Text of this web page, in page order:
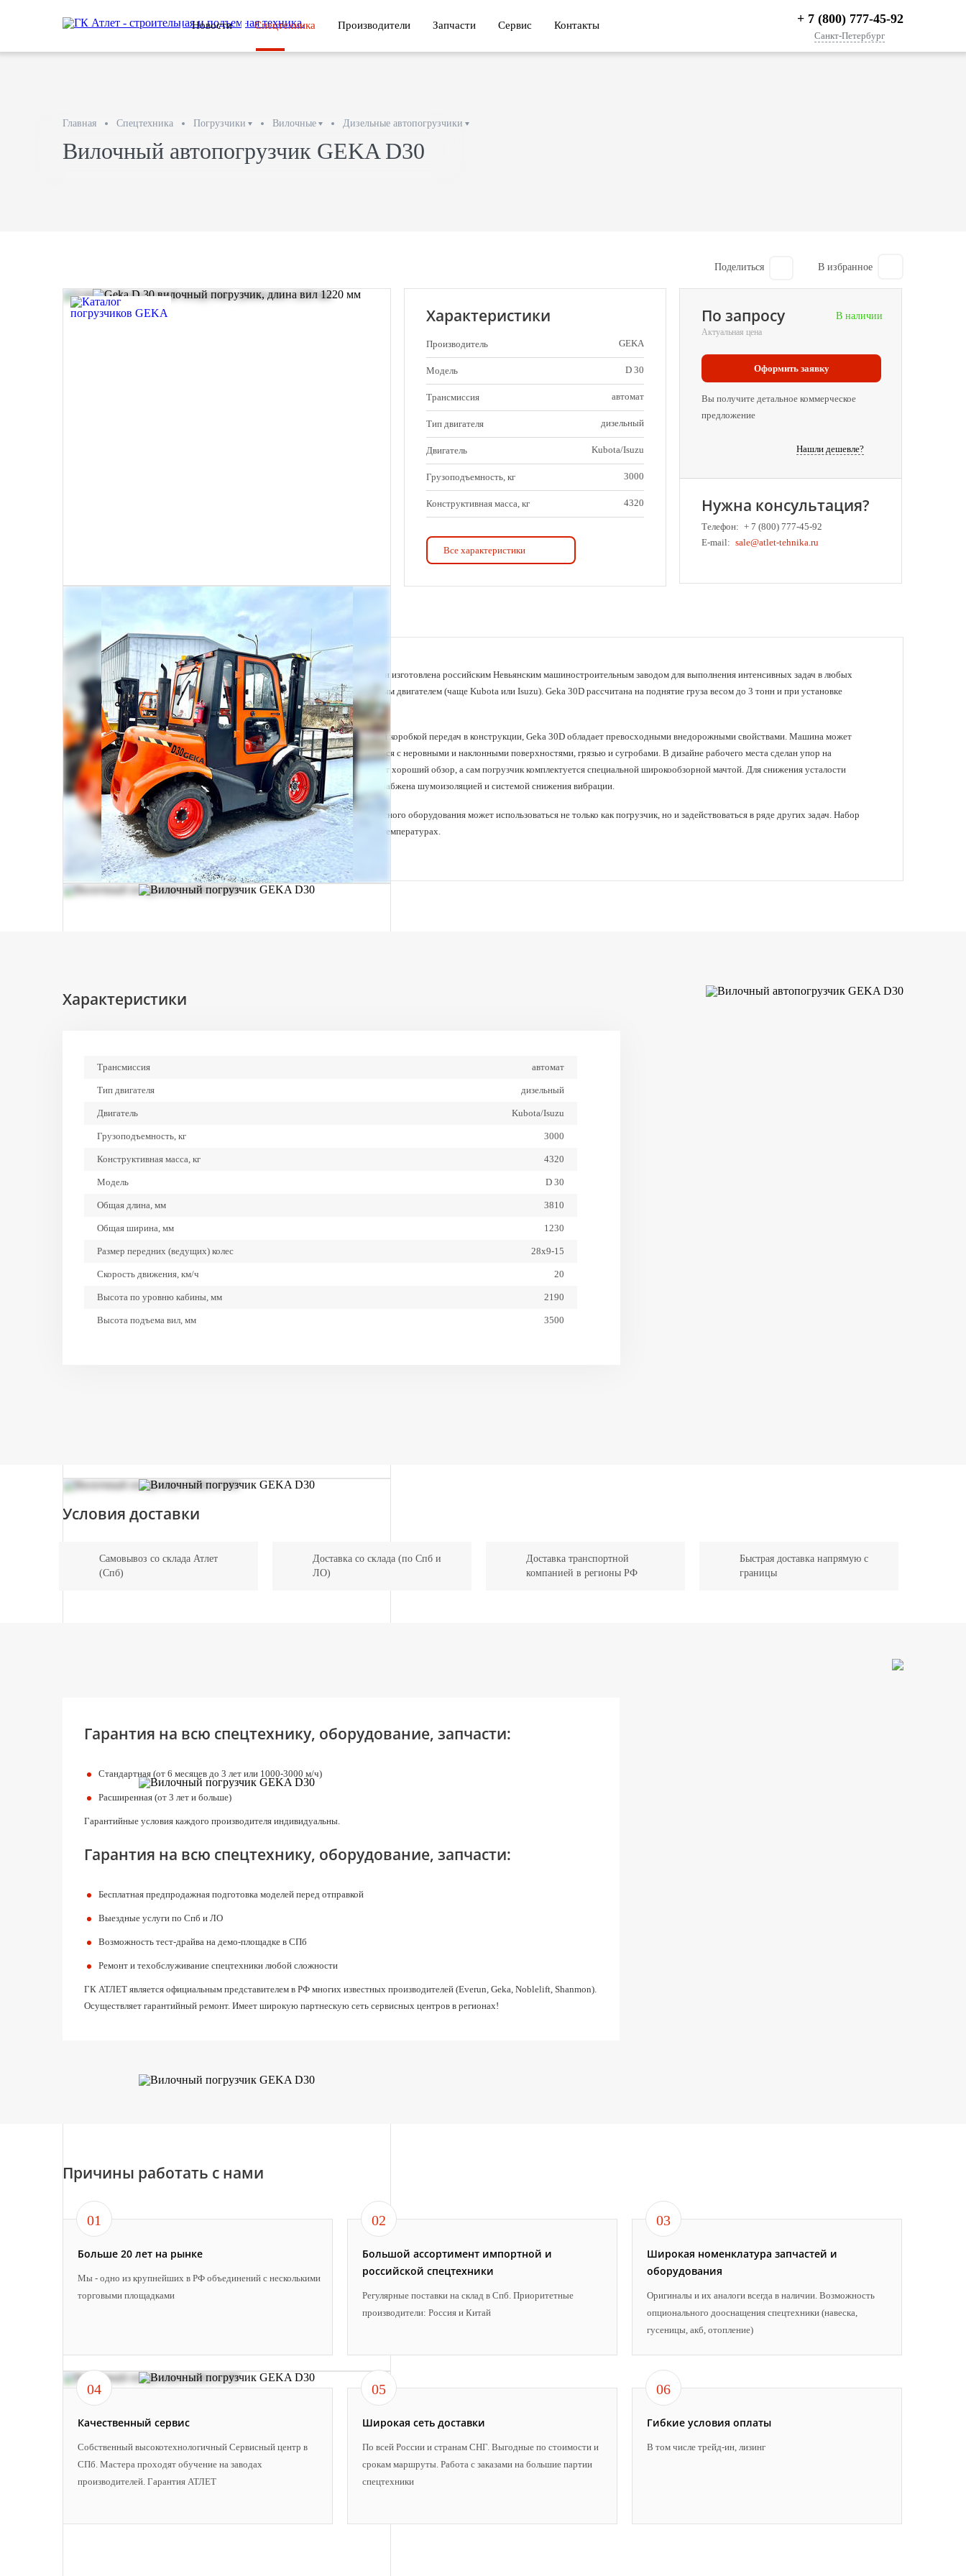
+ 7 (800) 777-45-92
Санкт-Петербург
Новости Спецтехника Производители Запчасти Сервис Контакты
Главная Спецтехника Погрузчики Вилочные Дизельные автопогрузчики
Вилочный автопогрузчик GEKA D30
Поделиться
Характеристики
Производитель GEKA
Модель D 30
Трансмиссия автомат
Тип двигателя дизельный
Двигатель Kubota/Isuzu
Грузоподъемность, кг 3000
Конструктивная масса, кг 4320
Общая длина, мм
Общая ширина, мм
Высота по уровню кабины,
мм
2190
грузоподъемнике, мм
2380
Высота с поднятыми
Длина до спинки вил, мм
Все характеристики
По запросу
Актуальная цена
В наличии
Оформить заявку
Вы получите детальное коммерческое
предложение
Нашли дешевле?
Нужна консультация?
Телефон: + 7 (800) 777-45-92
E-mail: sale@atlet-tehnika.ru
Модель дизельного вилочного погрузчикаGeka 30Dспроектирована и изготовлена российским Невьянским машиностроительным заводом для выполнения интенсивных задач в любых
климатических условиях. Мощность машины обеспечивается надежным двигателем (чаще Kubota или Isuzu). Geka 30D рассчитана на поднятие груза весом до 3 тонн и при установке
увеличенной мачты вполне может работать на высоте до 8 метров.
Подобно всем другим моделям из серии погрузчиков с автоматической коробкой передач в конструкции, Geka 30D обладает превосходными внедорожными свойствами. Машина может
передвигаться по территории со скоростью 20 км/ч, а также справляться с неровными и наклонными поверхностями, грязью и сугробами. В дизайне рабочего места сделан упор на
эргономичность. Для комфортной манипуляции с грузами кабина имеет хороший обзор, а сам погрузчик комплектуется специальной широкообзорной мачтой. Для снижения усталости
оператора сидение имеет подлокотники, руль регулируется. Кабина снабжена шумоизоляцией и системой снижения вибрации.
Модель Geka 30D универсальна. Благодаря интересному выбору навесного оборудования может использоваться не только как погрузчик, но и задействоваться в ряде других задач. Набор
опций сопротивления морозу позволяет модели работать при низких температурах.
Характеристики
Трансмиссия автомат
Тип двигателя дизельный
Двигатель Kubota/Isuzu
Грузоподъемность, кг 3000
Конструктивная масса, кг 4320
Модель D 30
Общая длина, мм 3810
Общая ширина, мм 1230
Размер передних (ведущих) колес 28х9-15
Скорость движения, км/ч 20
Высота по уровню кабины, мм 2190
Высота подъема вил, мм 3500
Размер задних колес
Условия доставки
Самовывоз со склада Атлет
(Спб)
Доставка со склада (по Спб и
ЛО)
Доставка транспортной
компанией в регионы РФ
Быстрая доставка напрямую с
границы
Гарантия на всю спецтехнику, оборудование, запчасти:
Стандартная (от 6 месяцев до 3 лет или 1000-3000 м/ч)
Расширенная (от 3 лет и больше)
Гарантийные условия каждого производителя индивидуальны.
Гарантия на всю спецтехнику, оборудование, запчасти:
Бесплатная предпродажная подготовка моделей перед отправкой
Выездные услуги по Спб и ЛО
Возможность тест-драйва на демо-площадке в СПб
Ремонт и техобслуживание спецтехники любой сложности
ГК АТЛЕТ является официальным представителем в РФ многих известных производителей (Everun, Geka, Noblelift, Shanmon).
Осуществляет гарантийный ремонт. Имеет широкую партнескую сеть сервисных центров в регионах!
Причины работать с нами
01
Больше 20 лет на рынке
Мы - одно из крупнейших в РФ объединений с несколькими
торговыми площадками
02
Большой ассортимент импортной и
российской спецтехники
Регулярные поставки на склад в Спб. Приоритетные
производители: Россия и Китай
03
Широкая номенклатура запчастей и
оборудования
Оригиналы и их аналоги всегда в наличии. Возможность
опционального дооснащения спецтехники (навеска,
гусеницы, акб, отопление)
04
Качественный сервис
Собственный высокотехнологичный Сервисный центр в
СПб. Мастера проходят обучение на заводах
производителей. Гарантия АТЛЕТ
05
Широкая сеть доставки
По всей России и странам СНГ. Выгодные по стоимости и
срокам маршруты. Работа с заказами на большие партии
спецтехники
06
Гибкие условия оплаты
В том числе трейд-ин, лизинг